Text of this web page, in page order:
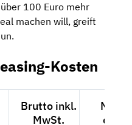
100 Euro mehr
machen will, greift
Kosten
Brutto inkl.
MwSt.
Netto
exkl.